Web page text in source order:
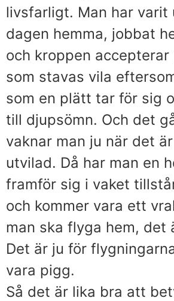
livsfarligt. Man har varit
dagen hemma, jobbat
och kroppen accepterar
som stavas vila
som en plätt tar för sig
till djupsömn. Och det
vaknar man ju när det
utvilad. Då har man en
framför sig i vaket
och kommer vara ett
man ska flyga hem, det
Det är ju för
vara pigg.
Så det är lika bra att